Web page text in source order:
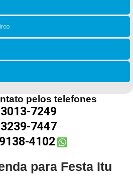
pelos telefones
3013-7249
3239-7447
4102
para Festa Itu